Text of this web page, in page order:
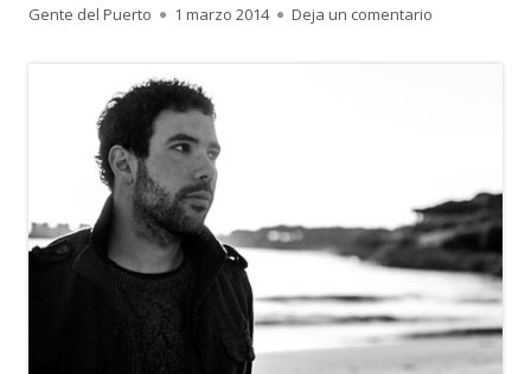
Autor
Gente del Puerto
Publicado
1 marzo 2014 Deja un comentario